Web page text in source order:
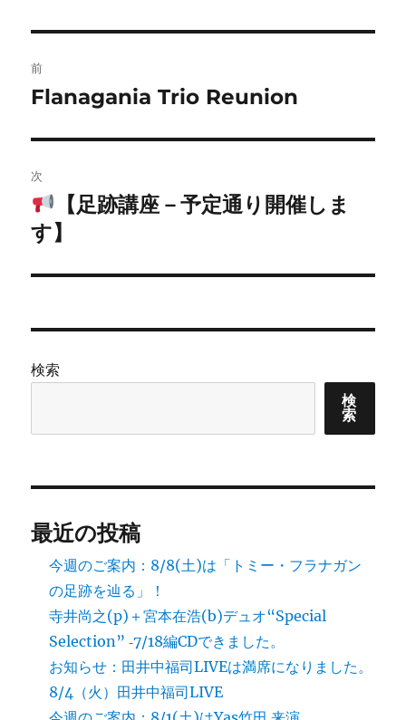
稿
ビ
ゲ
ー
シ
前
前
投
稿:
Flanagania Trio Reunion
次
次
の
稿:
【足跡講座－予定通り開催しま
す】
検索
検
索
最近の投稿
今週のご案内：8/8(土)は「トミー・フラナガン
の足跡を辿る」！
寺井尚之(p)＋宮本在浩(b)デュオ“Special
Selection” ‐7/18編CDできました。
お知らせ：田井中福司LIVEは満席になりました。
8/4（火）田井中福司LIVE